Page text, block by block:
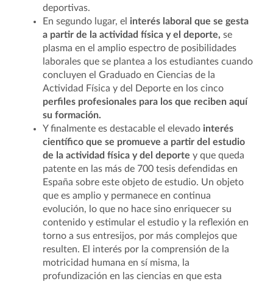
deportivas.
En segundo lugar, el interés laboral que se gesta
a partir de la actividad física y el deporte, se
plasma en el amplio espectro de posibilidades
laborales que se plantea a los estudiantes cuando
concluyen el Graduado en Ciencias de la
Actividad Física y del Deporte en los cinco
perfiles profesionales para los que reciben aquí
su formación.
Y finalmente es destacable el elevado interés
científico que se promueve a partir del estudio
de la actividad física y del deporte y que queda
patente en las más de 700 tesis defendidas en
España sobre este objeto de estudio. Un objeto
que es amplio y permanece en continua
evolución, lo que no hace sino enriquecer su
contenido y estimular el estudio y la reflexión en
torno a sus entresijos, por más complejos que
resulten. El interés por la comprensión de la
motricidad humana en sí misma, la
profundización en las ciencias en que esta